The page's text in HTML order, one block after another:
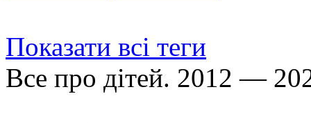
Показати всі теги
Все про дітей. 2012 —